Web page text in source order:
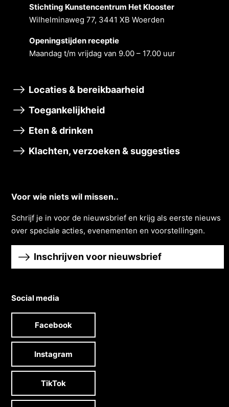
Stichting Kunstencentrum Het Klooster
Wilhelminaweg 77, 3441 XB Woerden
Openingstĳden receptie
Maandag t/m vrĳdag van 9.00 – 17.00 uur
Locaties & bereikbaarheid
Toegankelijkheid
Eten & drinken
Klachten, verzoeken & suggesties
Voor wie niets wil missen..
Schrĳf je in voor de nieuwsbrief en krĳg als eerste nieuws
over speciale acties, evenementen en voorstellingen.
Inschrijven voor nieuwsbrief
Social media
Facebook
Instagram
TikTok